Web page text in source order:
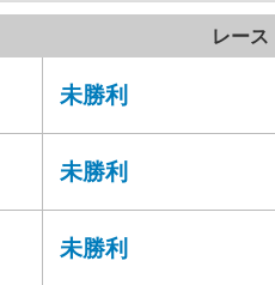
レース
未勝利
未勝利
未勝利